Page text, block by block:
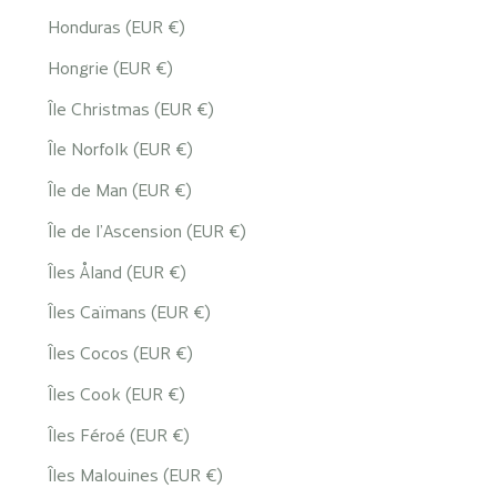
Honduras (EUR €)
Hongrie (EUR €)
Île Christmas (EUR €)
Île Norfolk (EUR €)
Île de Man (EUR €)
Île de l’Ascension (EUR €)
Îles Åland (EUR €)
Îles Caïmans (EUR €)
Îles Cocos (EUR €)
Îles Cook (EUR €)
Îles Féroé (EUR €)
Îles Malouines (EUR €)